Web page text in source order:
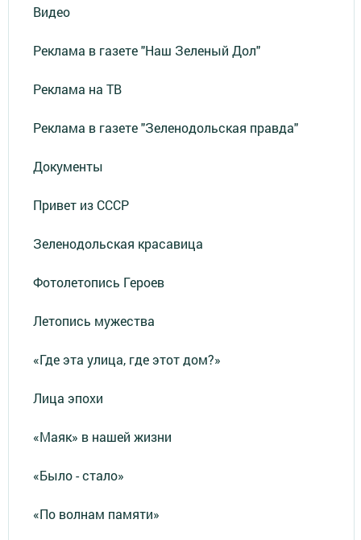
Видео
Реклама в газете "Наш Зеленый Дол"
Реклама на ТВ
Реклама в газете "Зеленодольская правда"
Документы
Привет из СССР
Зеленодольская красавица
Фотолетопись Героев
Летопись мужества
«Где эта улица, где этот дом?»
Лица эпохи
«Маяк» в нашей жизни
«Было - стало»
«По волнам памяти»